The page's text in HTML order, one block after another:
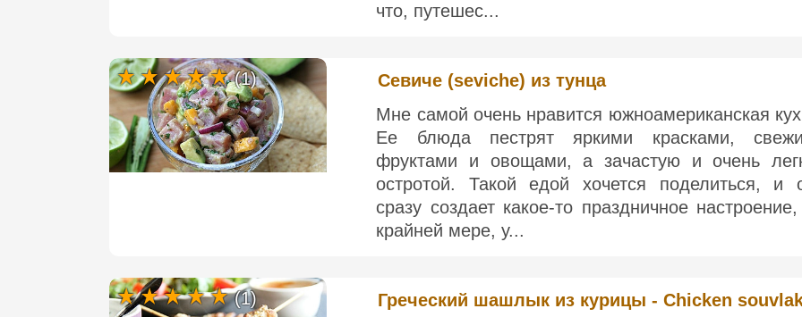
что, путешес...
Севиче (seviche) из тунца
Мне самой очень нравится южноамериканская
Ее блюда пестрят яркими красками,
фруктами и овощами, а зачастую и очень
остротой. Такой едой хочется поделиться, и
сразу создает какое-то праздничное
крайней мере, у...
(1)
Греческий шашлык из курицы - Chicken
(1)